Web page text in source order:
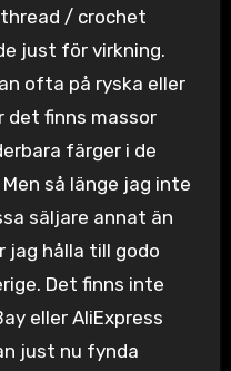
/ crochet
just för virkning.
ofta på ryska eller
det finns massor
färger i de
så länge jag inte
säljare annat än
jag hålla till godo
Det finns inte
eller AliExpress
just nu fynda